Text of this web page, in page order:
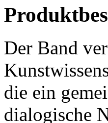
Der Band
die ein
dialogische